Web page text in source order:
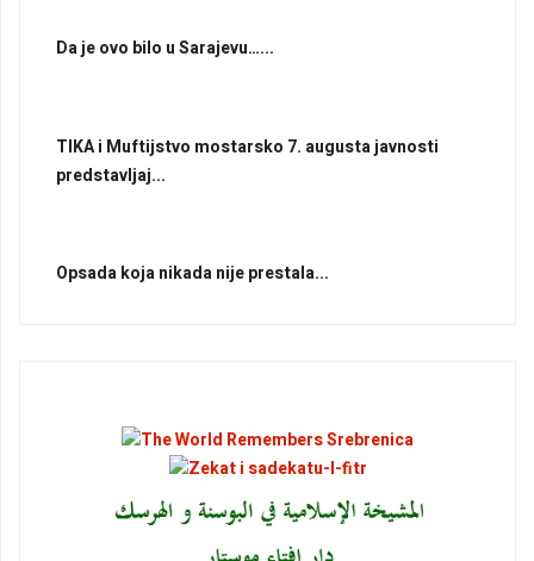
Da je ovo bilo u Sarajevu…...
TIKA i Muftijstvo mostarsko 7. augusta javnosti
predstavljaj...
Opsada koja nikada nije prestala...